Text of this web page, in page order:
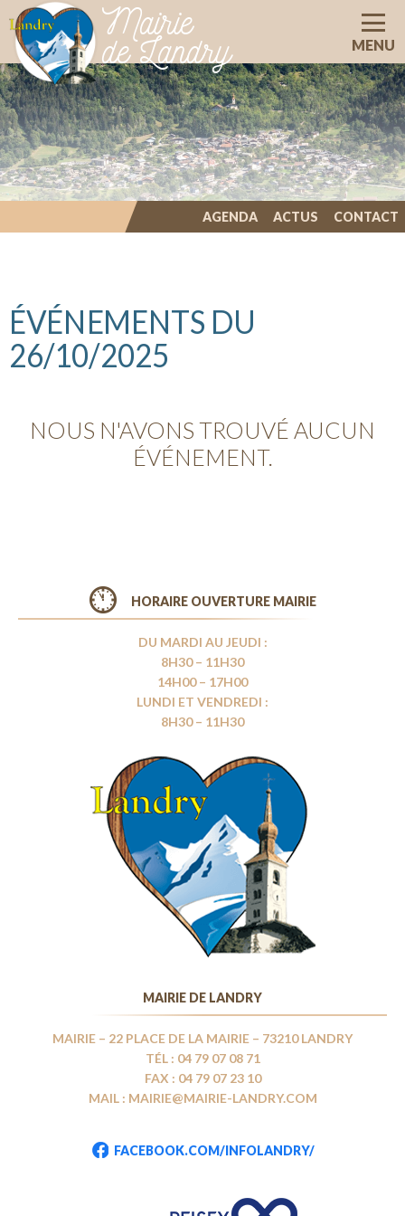
Mairie
de Landry
AGENDA ACTUS CONTACT
MENU
ÉVÉNEMENTS DU
26/10/2025
NOUS N'AVONS TROUVÉ AUCUN
ÉVÉNEMENT.
HORAIRE OUVERTURE MAIRIE
DU MARDI AU JEUDI :
8H30 – 11H30
14H00 – 17H00
LUNDI ET VENDREDI :
8H30 – 11H30
MAIRIE DE LANDRY
MAIRIE – 22 PLACE DE LA MAIRIE – 73210 LANDRY
TÉL : 04 79 07 08 71
FAX : 04 79 07 23 10
MAIL : MAIRIE@MAIRIE-LANDRY.COM
FACEBOOK.COM/INFOLANDRY/